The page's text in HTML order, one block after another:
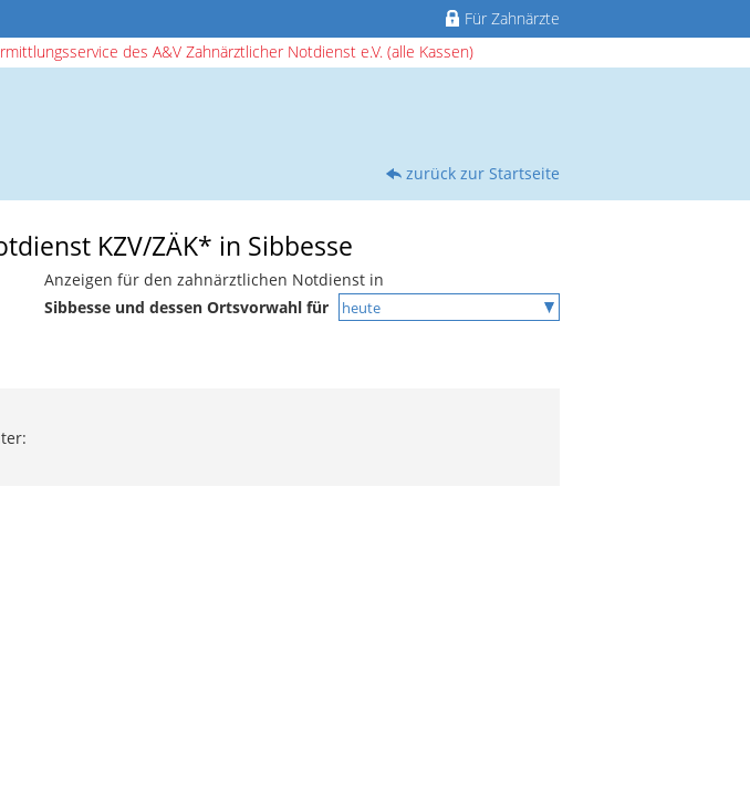
Für Zahnärzte
des A&V Zahnärztlicher Notdienst e.V. (alle Kassen)
zurück zur Startseite
KZV/ZÄK* in Sibbesse
Anzeigen für den zahnärztlichen Notdienst in
Sibbesse und dessen Ortsvorwahl für